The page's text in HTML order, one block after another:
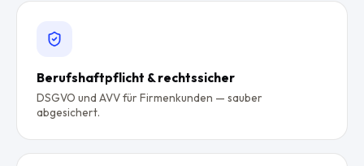
Berufshaftpflicht & rechtssicher
DSGVO und AVV für Firmenkunden — sauber
abgesichert.